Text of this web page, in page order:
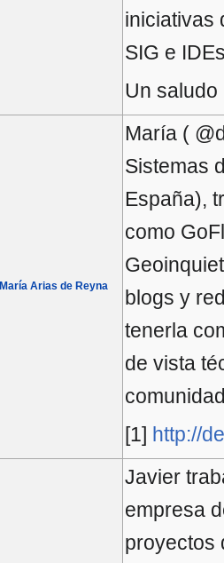
iniciativas
SIG e
Un saludo
María Arias de Reyna
María (
Sistemas
España),
como
blogs y
tenerla
de vista
[1] http://
Javier
empresa
proyectos